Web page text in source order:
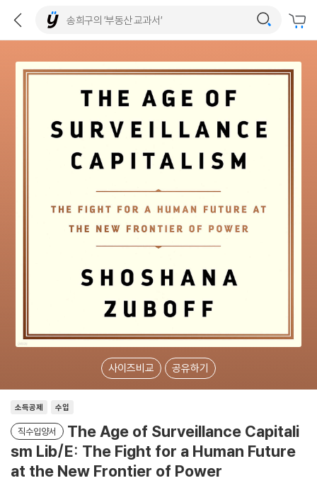
사이즈비교 공유하기
소득공제 수입
직수입양서
The Age of Surveillance Capitali
sm Lib/E: The Fight for a Human Future
at the New Frontier of Power